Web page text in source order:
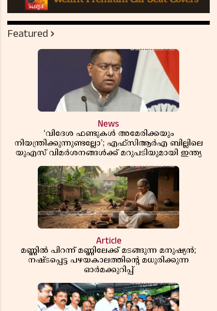
Featured
News
‘വിദേശ ഫണ്ടുകൾ അമേരിക്കയും
നിയന്ത്രിക്കുന്നുണ്ടല്ലോ’; എഫ്സിആർഎ ബില്ലിലെ
യുഎസ് വിമർശനങ്ങൾക്ക് മറുപടിയുമായി ഇന്ത്യ
Article
മണ്ണിൽ പിറന്ന് മണ്ണിലേക്ക് മടങ്ങുന്ന മനുഷ്യൻ;
നഷ്ടപ്പെട്ട പഴയകാലത്തിൻ്റെ മധുരിക്കുന്ന
ഓർമക്കുറിപ്പ്